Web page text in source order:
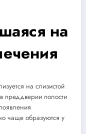
на
на слизистой
преддверии полости
чаще образуются у